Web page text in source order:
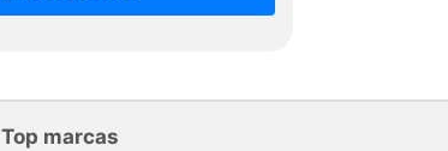
Top marcas